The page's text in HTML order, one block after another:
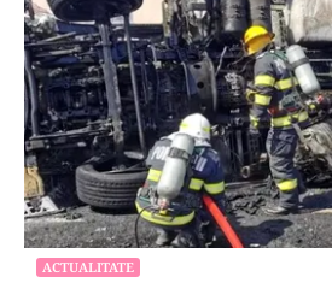
ACTUALITATE